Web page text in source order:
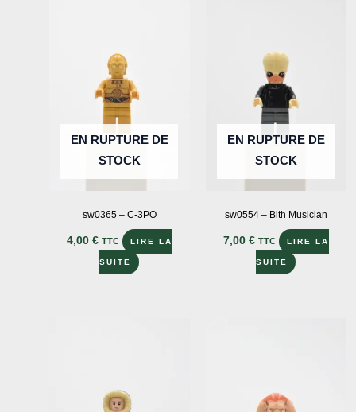
EN RUPTURE DE
STOCK
sw0365 – C-3PO
4,00 € TTC LIRE LA
SUITE
EN RUPTURE DE
STOCK
sw0554 – Bith Musician
7,00 € TTC LIRE LA
SUITE